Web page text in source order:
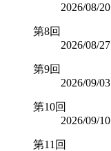
2026/08/20
第8回
2026/08/27
第9回
2026/09/03
第10回
2026/09/10
第11回